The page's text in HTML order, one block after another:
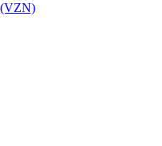
(VZN)